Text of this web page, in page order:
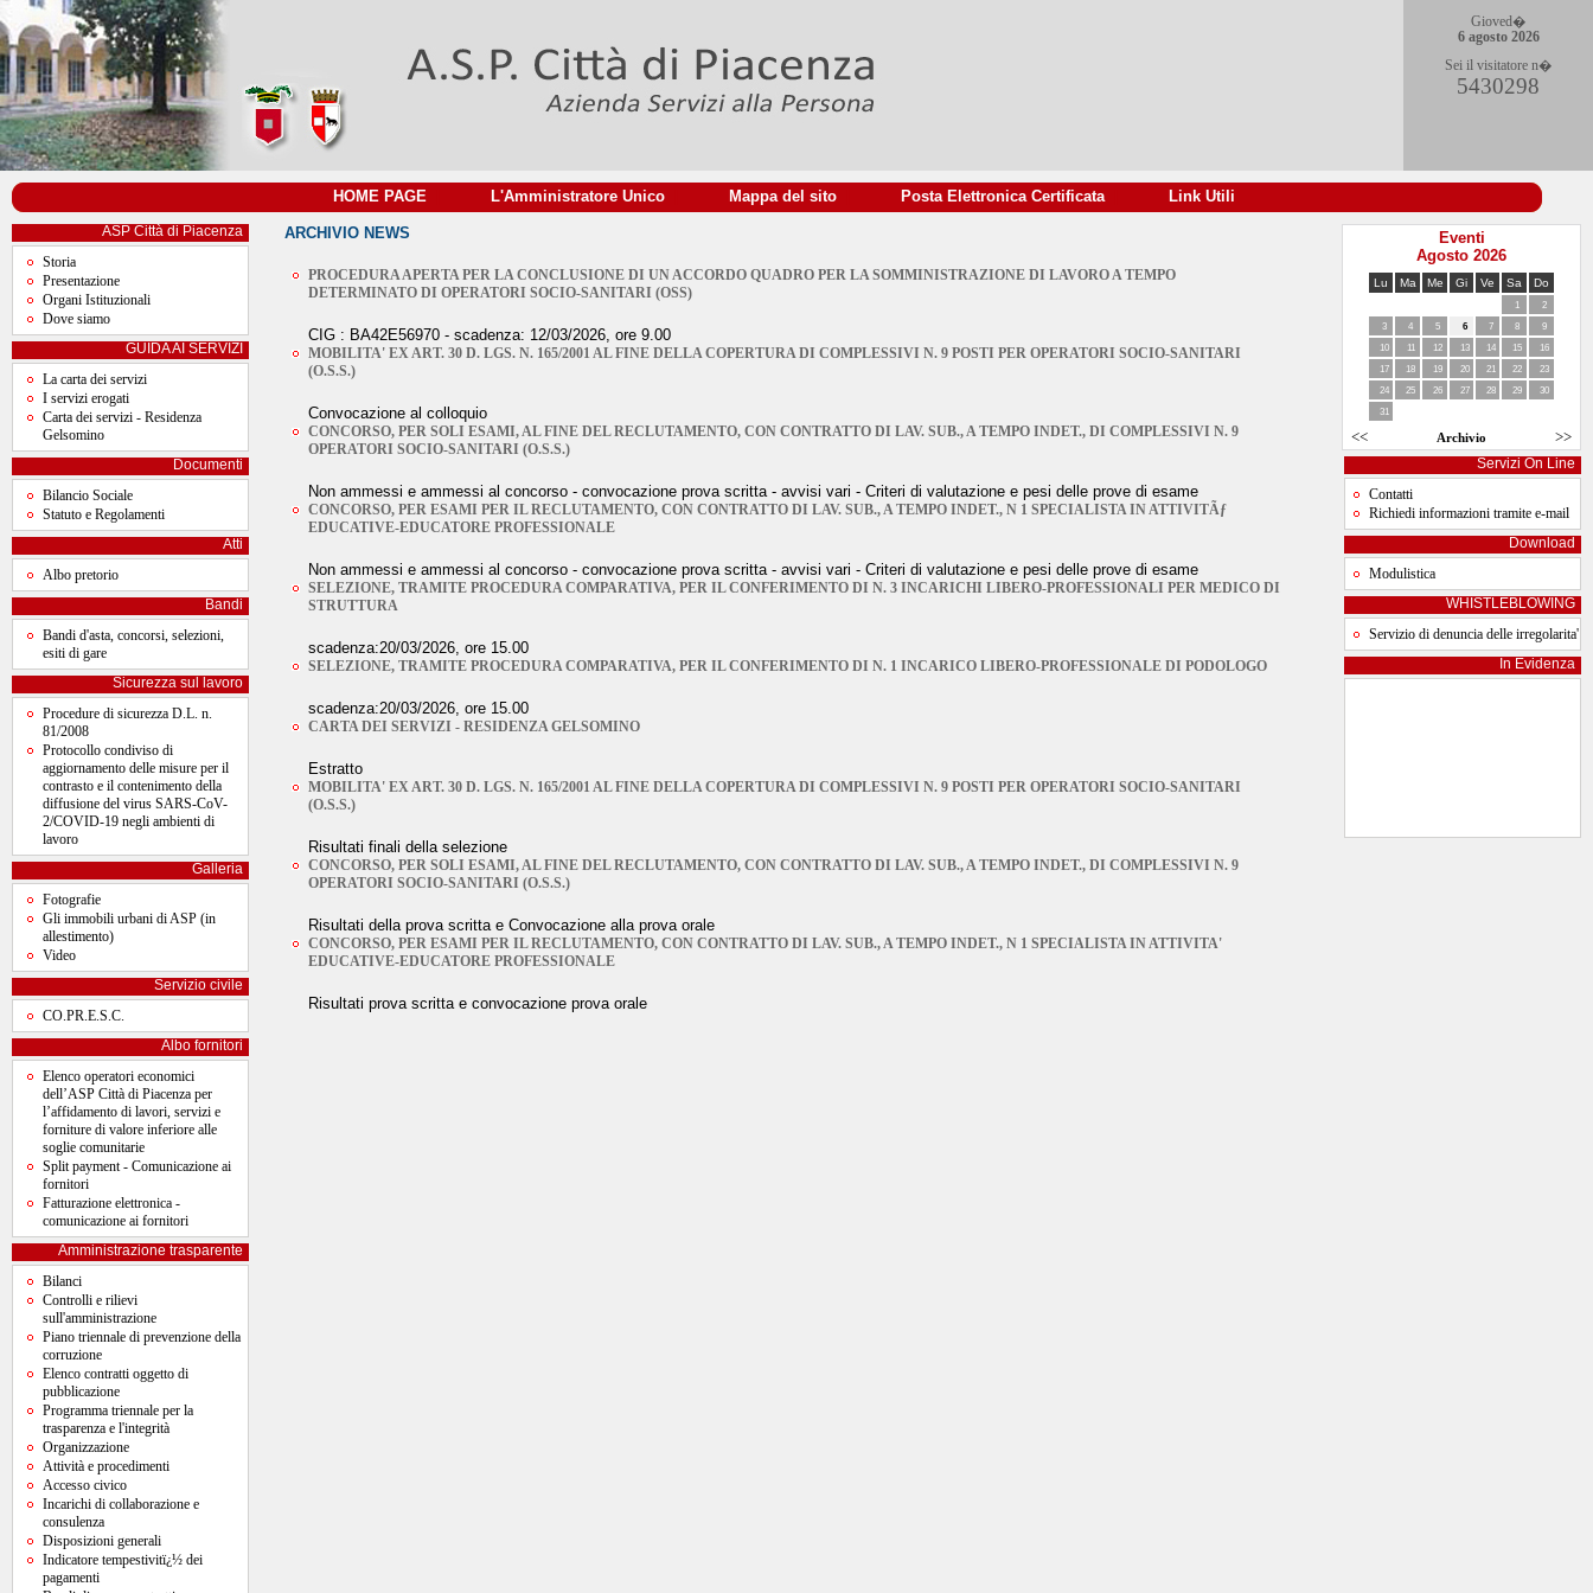
Gioved�
6 agosto 2026
Sei il visitatore n�
5430298
HOME PAGE L'Amministratore Unico Mappa del sito Posta Elettronica Certificata| Link Utili
ASP Città di Piacenza
Storia
Presentazione
Organi Istituzionali
Dove siamo
GUIDA AI SERVIZI
La carta dei servizi
I servizi erogati
Carta dei servizi - Residenza
Gelsomino
Documenti
Bilancio Sociale
Statuto e Regolamenti
Atti
Albo pretorio
Bandi
Bandi d'asta, concorsi, selezioni,
esiti di gare
Sicurezza sul lavoro
Procedure di sicurezza D.L. n.
81/2008
Protocollo condiviso di
aggiornamento delle misure per il
contrasto e il contenimento della
diffusione del virus SARS-CoV-
2/COVID-19 negli ambienti di
lavoro
Galleria
Fotografie
Gli immobili urbani di ASP (in
allestimento)
Video
Servizio civile
CO.PR.E.S.C.
Albo fornitori
Elenco operatori economici
dell’ASP Città di Piacenza per
l’affidamento di lavori, servizi e
forniture di valore inferiore alle
soglie comunitarie
Split payment - Comunicazione ai
fornitori
Fatturazione elettronica -
comunicazione ai fornitori
Amministrazione trasparente
Bilanci
Controlli e rilievi
sull'amministrazione
Piano triennale di prevenzione della
corruzione
Elenco contratti oggetto di
pubblicazione
Programma triennale per la
trasparenza e l'integrità
Organizzazione
Attività e procedimenti
Accesso civico
Incarichi di collaborazione e
consulenza
Disposizioni generali
Indicatore tempestivitï¿½ dei
pagamenti
Eventi
Agosto 2026
Lu Ma Me Gi Ve Sa Do
1
2
3
4 5 6 7 8
9
10
11 12 13 14 15
16
17
18 19 20 21 22
23
24
25 26 27 28 29
30
31
<< Archivio >>
Servizi On Line
Contatti
Richiedi informazioni tramite e-mail
Download
Modulistica
WHISTLEBLOWING
Servizio di denuncia delle irregolarita'
In Evidenza
ARCHIVIO NEWS
PROCEDURA APERTA PER LA CONCLUSIONE DI UN ACCORDO QUADRO PER LA SOMMINISTRAZIONE DI LAVORO A TEMPO
DETERMINATO DI OPERATORI SOCIO-SANITARI (OSS)
CIG : BA42E56970 - scadenza: 12/03/2026, ore 9.00
MOBILITA' EX ART. 30 D. LGS. N. 165/2001 AL FINE DELLA COPERTURA DI COMPLESSIVI N. 9 POSTI PER OPERATORI SOCIO-SANITARI
(O.S.S.)
Convocazione al colloquio
CONCORSO, PER SOLI ESAMI, AL FINE DEL RECLUTAMENTO, CON CONTRATTO DI LAV. SUB., A TEMPO INDET., DI COMPLESSIVI N. 9
OPERATORI SOCIO-SANITARI (O.S.S.)
Non ammessi e ammessi al concorso - convocazione prova scritta - avvisi vari - Criteri di valutazione e pesi delle prove di esame
CONCORSO, PER ESAMI PER IL RECLUTAMENTO, CON CONTRATTO DI LAV. SUB., A TEMPO INDET., N 1 SPECIALISTA IN ATTIVITÃƒ
EDUCATIVE-EDUCATORE PROFESSIONALE
Non ammessi e ammessi al concorso - convocazione prova scritta - avvisi vari - Criteri di valutazione e pesi delle prove di esame
SELEZIONE, TRAMITE PROCEDURA COMPARATIVA, PER IL CONFERIMENTO DI N. 3 INCARICHI LIBERO-PROFESSIONALI PER MEDICO DI
STRUTTURA
scadenza:20/03/2026, ore 15.00
SELEZIONE, TRAMITE PROCEDURA COMPARATIVA, PER IL CONFERIMENTO DI N. 1 INCARICO LIBERO-PROFESSIONALE DI PODOLOGO
scadenza:20/03/2026, ore 15.00
CARTA DEI SERVIZI - RESIDENZA GELSOMINO
Estratto
MOBILITA' EX ART. 30 D. LGS. N. 165/2001 AL FINE DELLA COPERTURA DI COMPLESSIVI N. 9 POSTI PER OPERATORI SOCIO-SANITARI
(O.S.S.)
Risultati finali della selezione
CONCORSO, PER SOLI ESAMI, AL FINE DEL RECLUTAMENTO, CON CONTRATTO DI LAV. SUB., A TEMPO INDET., DI COMPLESSIVI N. 9
OPERATORI SOCIO-SANITARI (O.S.S.)
Risultati della prova scritta e Convocazione alla prova orale
CONCORSO, PER ESAMI PER IL RECLUTAMENTO, CON CONTRATTO DI LAV. SUB., A TEMPO INDET., N 1 SPECIALISTA IN ATTIVITA'
EDUCATIVE-EDUCATORE PROFESSIONALE
Risultati prova scritta e convocazione prova orale